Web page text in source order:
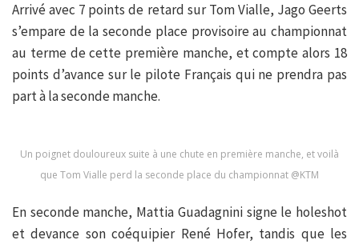
Arrivé avec 7 points de retard sur Tom Vialle, Jago Geerts
s’empare de la seconde place provisoire au championnat
au terme de cette première manche, et compte alors 18
points d’avance sur le pilote Français qui ne prendra pas
part à la seconde manche.
Un poignet douloureux suite à une chute en première manche, et voilà
que Tom Vialle perd la seconde place du championnat @KTM
En seconde manche, Mattia Guadagnini signe le holeshot
et devance son coéquipier René Hofer, tandis que les